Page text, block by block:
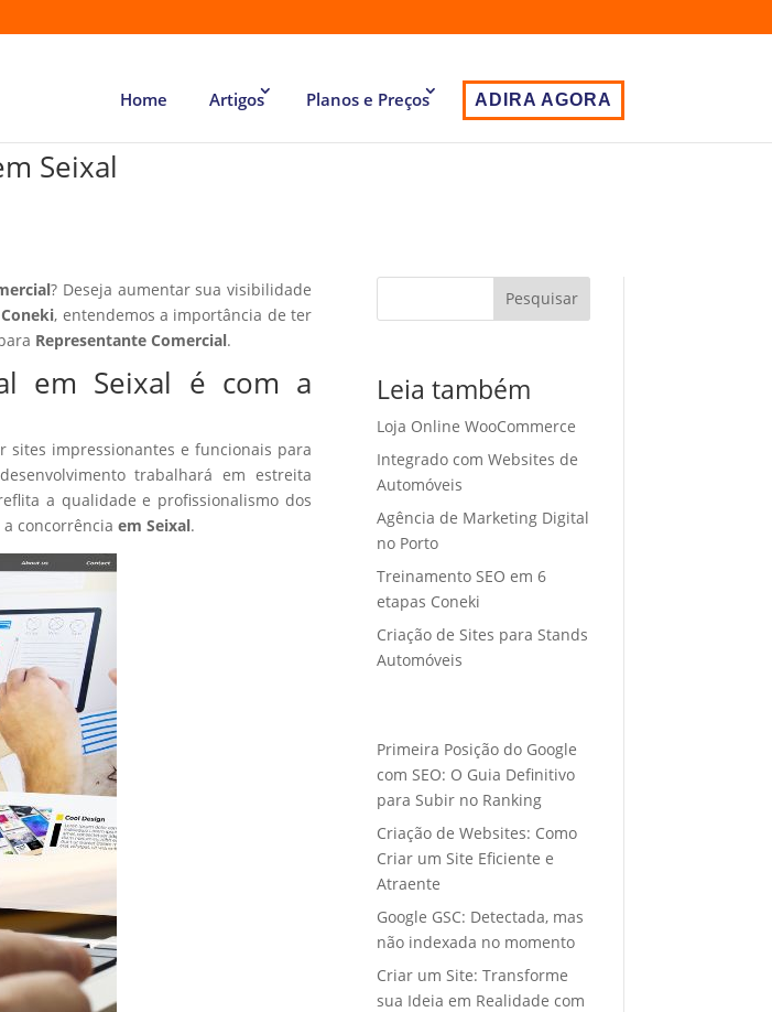
Home Artigos Planos e Preços ADIRA AGORA
Seixal
? Deseja aumentar sua visibilidade
Coneki, entendemos a importância de ter
Representante Comercial.
em Seixal é com a
impressionantes e funcionais para
trabalhará em estreita
a qualidade e profissionalismo dos
a concorrênciaem Seixal.
Pesquisar
Leia também
Loja Online WooCommerce
Integrado com Websites de
Automóveis
Agência de Marketing Digital
no Porto
Treinamento SEO em 6
etapas Coneki
Criação de Sites para Stands
Automóveis
Primeira Posição do Google
com SEO: O Guia Definitivo
para Subir no Ranking
Criação de Websites: Como
Criar um Site Eficiente e
Atraente
Google GSC: Detectada, mas
não indexada no momento
Criar um Site: Transforme
sua Ideia em Realidade com